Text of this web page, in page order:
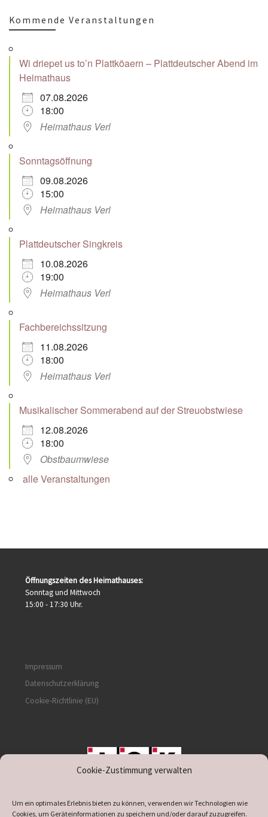
Cookie-Zustimmung verwalten
Um ein optimales Erlebnis bieten zu können, verwenden wir Technologien wie
Cookies, um Geräteinformationen zu speichern und/oder darauf zuzugreifen.
Kommende Veranstaltungen
Wi driepet us to’n Plattköaern – Plattdeutscher Abend im
Heimathaus
07.08.2026
18:00
Heimathaus Verl
Sonntagsöffnung
09.08.2026
15:00
Heimathaus Verl
Plattdeutscher Singkreis
10.08.2026
19:00
Heimathaus Verl
Fachbereichssitzung
11.08.2026
18:00
Heimathaus Verl
Musikalischer Sommerabend auf der Streuobstwiese
12.08.2026
18:00
Obstbaumwiese
alle Veranstaltungen
Öffnungszeiten des Heimathauses:
Sonntag und Mittwoch
15:00 - 17:30 Uhr.
Impressum
Datenschutzerklärung
Cookie-Richtlinie (EU)